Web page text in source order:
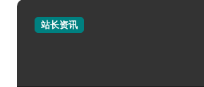
站长资讯